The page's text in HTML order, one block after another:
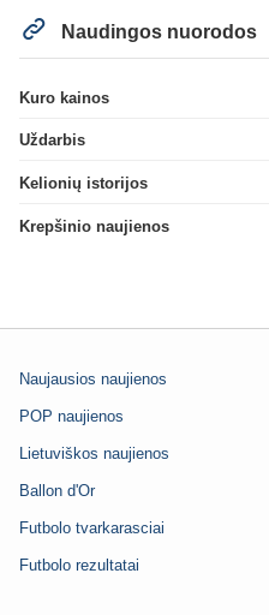
Naudingos nuorodos
Kuro kainos
Uždarbis
Kelionių istorijos
Krepšinio naujienos
Naujausios naujienos
POP naujienos
Lietuviškos naujienos
Ballon d'Or
Futbolo tvarkarasciai
Futbolo rezultatai